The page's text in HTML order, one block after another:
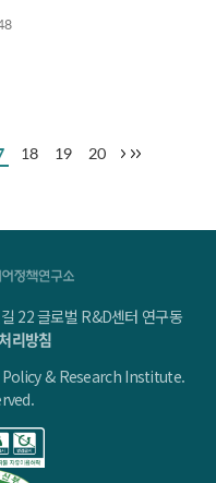
18 19 20
22 글로벌 R&D센터 연구동
리방침
& Research Institute.